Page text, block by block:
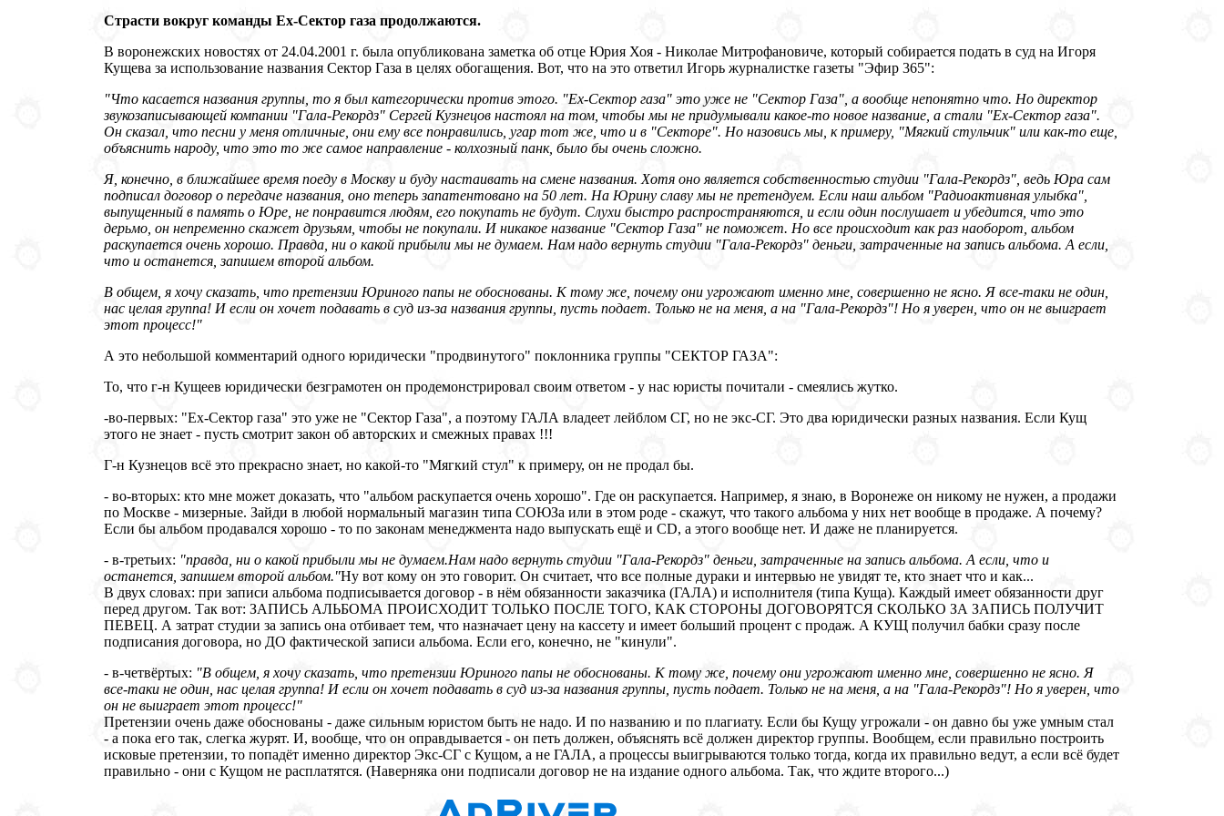
Страсти вокруг команды Ex-Сектор газа продолжаются.
В воронежских новостях от 24.04.2001 г. была опубликована заметка об отце Юрия Хоя - Николае Митрофановиче, который собирается подать в суд на Игоря
Кущева за использование названия Сектор Газа в целях обогащения. Вот, что на это ответил Игорь журналистке газеты "Эфир 365":
"Что касается названия группы, то я был категорически против этого. "Ex-Сектор газа" это уже не "Сектор Газа", а вообще непонятно что. Но директор
звукозаписывающей компании "Гала-Рекордз" Сергей Кузнецов настоял на том, чтобы мы не придумывали какое-то новое название, а стали "Ex-Сектор газа".
Он сказал, что песни у меня отличные, они ему все понравились, угар тот же, что и в "Секторе". Но назовись мы, к примеру, "Мягкий стульчик" или как-то еще,
объяснить народу, что это то же самое направление - колхозный панк, было бы очень сложно.
Я, конечно, в ближайшее время поеду в Москву и буду настаивать на смене названия. Хотя оно является собственностью студии "Гала-Рекордз", ведь Юра сам
подписал договор о передаче названия, оно теперь запатентовано на 50 лет. На Юрину славу мы не претендуем. Если наш альбом "Радиоактивная улыбка",
выпущенный в память о Юре, не понравится людям, его покупать не будут. Слухи быстро распространяются, и если один послушает и убедится, что это
дерьмо, он непременно скажет друзьям, чтобы не покупали. И никакое название "Сектор Газа" не поможет. Но все происходит как раз наоборот, альбом
раскупается очень хорошо. Правда, ни о какой прибыли мы не думаем. Нам надо вернуть студии "Гала-Рекордз" деньги, затраченные на запись альбома. А если,
что и останется, запишем второй альбом.
В общем, я хочу сказать, что претензии Юриного папы не обоснованы. К тому же, почему они угрожают именно мне, совершенно не ясно. Я все-таки не один,
нас целая группа! И если он хочет подавать в суд из-за названия группы, пусть подает. Только не на меня, а на "Гала-Рекордз"! Но я уверен, что он не выиграет
этот процесс!"
А это небольшой комментарий одного юридически "продвинутого" поклонника группы "СЕКТОР ГАЗА":
То, что г-н Кущеев юридически безграмотен он продемонстрировал своим ответом - у нас юристы почитали - смеялись жутко.
-во-первых: "Ex-Сектор газа" это уже не "Сектор Газа", а поэтому ГАЛА владеет лейблом СГ, но не экс-СГ. Это два юридически разных названия. Если Кущ
этого не знает - пусть смотрит закон об авторских и смежных правах !!!
Г-н Кузнецов всё это прекрасно знает, но какой-то "Мягкий стул" к примеру, он не продал бы.
- во-вторых: кто мне может доказать, что "альбом раскупается очень хорошо". Где он раскупается. Например, я знаю, в Воронеже он никому не нужен, а продажи
по Москве - мизерные. Зайди в любой нормальный магазин типа СОЮЗа или в этом роде - скажут, что такого альбома у них нет вообще в продаже. А почему?
Если бы альбом продавался хорошо - то по законам менеджмента надо выпускать ещё и CD, а этого вообще нет. И даже не планируется.
- в-третьих: "правда, ни о какой прибыли мы не думаем.Нам надо вернуть студии "Гала-Рекордз" деньги, затраченные на запись альбома. А если, что и
останется, запишем второй альбом."Ну вот кому он это говорит. Он считает, что все полные дураки и интервью не увидят те, кто знает что и как...
В двух словах: при записи альбома подписывается договор - в нём обязанности заказчика (ГАЛА) и исполнителя (типа Куща). Каждый имеет обязанности друг
перед другом. Так вот: ЗАПИСЬ АЛЬБОМА ПРОИСХОДИТ ТОЛЬКО ПОСЛЕ ТОГО, КАК СТОРОНЫ ДОГОВОРЯТСЯ СКОЛЬКО ЗА ЗАПИСЬ ПОЛУЧИТ
ПЕВЕЦ. А затрат студии за запись она отбивает тем, что назначает цену на кассету и имеет больший процент с продаж. А КУЩ получил бабки сразу после
подписания договора, но ДО фактической записи альбома. Если его, конечно, не "кинули".
- в-четвёртых: "В общем, я хочу сказать, что претензии Юриного папы не обоснованы. К тому же, почему они угрожают именно мне, совершенно не ясно. Я
все-таки не один, нас целая группа! И если он хочет подавать в суд из-за названия группы, пусть подает. Только не на меня, а на "Гала-Рекордз"! Но я уверен, что
он не выиграет этот процесс!"
Претензии очень даже обоснованы - даже сильным юристом быть не надо. И по названию и по плагиату. Если бы Кущу угрожали - он давно бы уже умным стал
- а пока его так, слегка журят. И, вообще, что он оправдывается - он петь должен, объяснять всё должен директор группы. Вообщем, если правильно построить
исковые претензии, то попадёт именно директор Экс-СГ с Кущом, а не ГАЛА, а процессы выигрываются только тогда, когда их правильно ведут, а если всё будет
правильно - они с Кущом не расплатятся. (Наверняка они подписали договор не на издание одного альбома. Так, что ждите второго...)